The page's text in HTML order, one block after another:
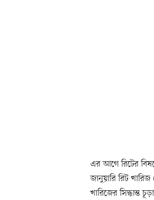
এর আগে রিটের
জানুয়ারি রিট
খারিজের সিদ্ধান্ত